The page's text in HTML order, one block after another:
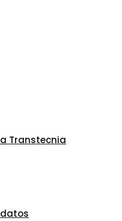
Transtecnia